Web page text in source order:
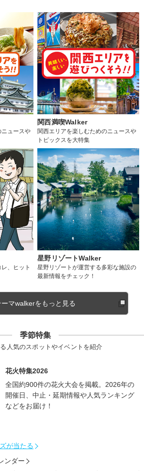
ュースや
関西満喫Walker
関西エリアを楽しむためのニュースや
トピックスを大特集
、ヒット
星野リゾートWalker
星野リゾートが運営する多彩な施設の
最新情報をチェック！
ーマwalkerをもっと見る
季節特集
人気のスポットやイベントを紹介
花火特集2026
全国約900件の花火大会を掲載。2026年の
開催日、中止・延期情報や人気ランキング
などをお届け！
が当たる
ンダー